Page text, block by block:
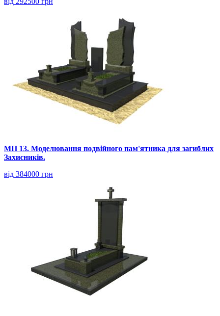
МП 13. Моделювання подвійного пам'ятника для загиблих
Захисників.
від 384000 грн